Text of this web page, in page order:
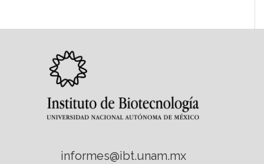
informes@ibt.unam.mx